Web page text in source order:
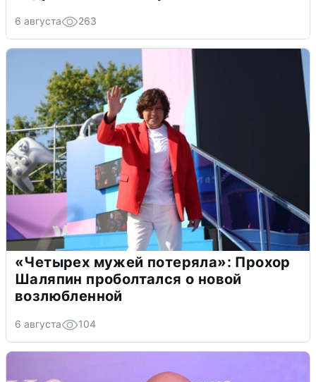
6 августа 263
«Четырех мужей потеряла»: Прохор
Шаляпин проболтался о новой
возлюбленной
6 августа 104